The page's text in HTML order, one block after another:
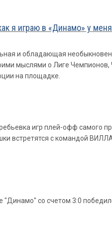
я играю в «Динамо» у
и обладающая
мыслями о Лиге Чемпионов,
на площадке.
игр плей-офф самого
встретятся с командой
"Динамо" со счетом 3:0